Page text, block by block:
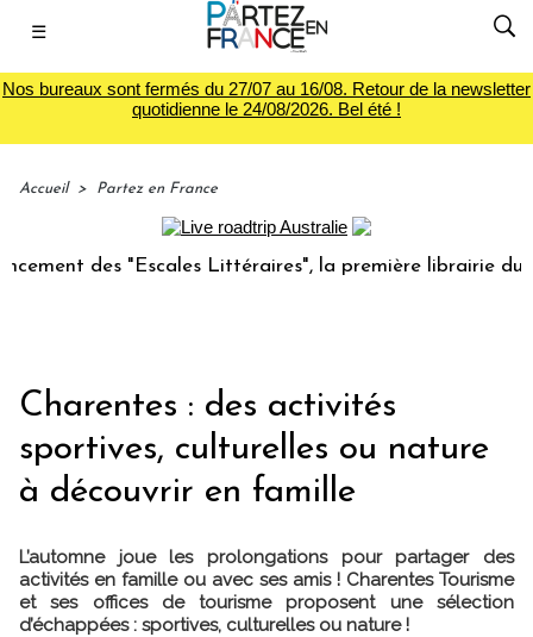
☰
Nos bureaux sont fermés du 27/07 au 16/08. Retour de la newsletter
quotidienne le 24/08/2026. Bel été !
Accueil > Partez en France
des "Escales Littéraires", la première librairie du voyage
Charentes : des activités
sportives, culturelles ou nature
à découvrir en famille
L’automne joue les prolongations pour partager des
activités en famille ou avec ses amis ! Charentes Tourisme
et ses offices de tourisme proposent une sélection
d’échappées : sportives, culturelles ou nature !